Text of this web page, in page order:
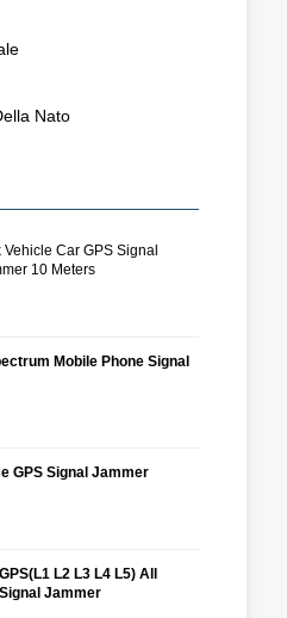
Nato
Vehicle Car GPS Signal
10 Meters
Mobile Phone Signal
GPS Signal Jammer
L2 L3 L4 L5) All
Jammer